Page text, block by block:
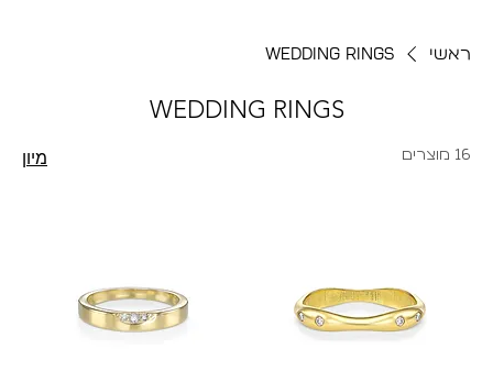
ראשי WEDDING RINGS
WEDDING RINGS
16 מוצרים מיון